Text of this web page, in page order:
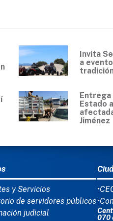
Invita
a
Entrega
Estado
Jiménez
DEL PIE
y Servicios
de servidores públicos
judicial
070